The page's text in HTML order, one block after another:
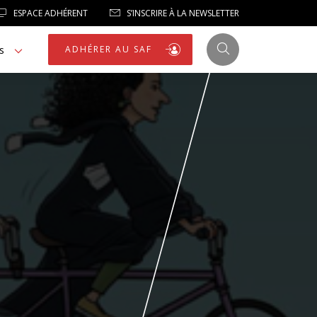
ESPACE ADHÉRENT S’INSCRIRE À LA NEWSLETTER
ADHÉRER AU SAF
JUSTICE
LIBERTÉS
LIBERTÉS PUBLIQUES
LOGEMENT
NOTRE HOMMAGE